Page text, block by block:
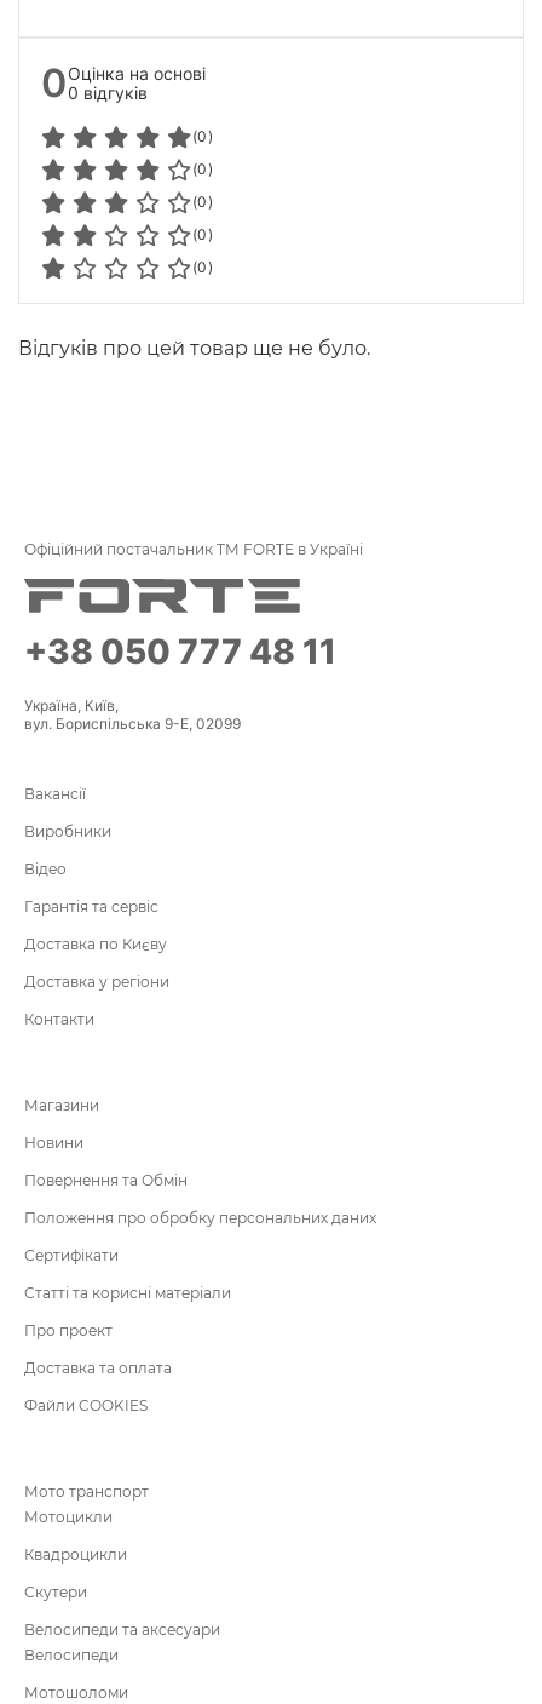
0Оцінка на основі
0 відгуків
(0)
(0)
(0)
(0)
(0)
Відгуків про цей товар ще не було.
Офіційний постачальник ТМ FORTE в Україні
+38 050 777 48 11
Україна, Київ,
вул. Бориспільська 9-Е, 02099
Вакансії
Виробники
Відео
Гарантія та сервіс
Доставка по Києву
Доставка у регіони
Контакти
Магазини
Новини
Повернення та Обмін
Положення про обробку персональних даних
Сертифікати
Статті та корисні матеріали
Про проект
Доставка та оплата
Файли COOKIES
Мото транспорт
Мотоцикли
Квадроцикли
Скутери
Велосипеди та аксесуари
Велосипеди
Мотошоломи